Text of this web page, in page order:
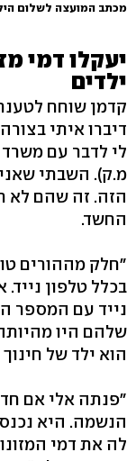
מכתב המועצה לשלום
ילדים
קדמן שוחח
לי לדבר עם
מ.ק). השבתי
הזה. זה שהם לא
החשד.
"חלק מההורים
בכלל טלפון
נייד עם המספר
שלהם היו
הוא ילד של חינוך
הנשמה. היא
לה את דמי